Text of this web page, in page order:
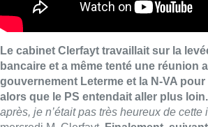
Le cabinet Clerfayt travaillait sur la
bancaire et a même tenté une réunion
gouvernement Leterme et la N-VA
alors que le PS entendait aller plus loin.
après, je n’était pas très heureux de cette